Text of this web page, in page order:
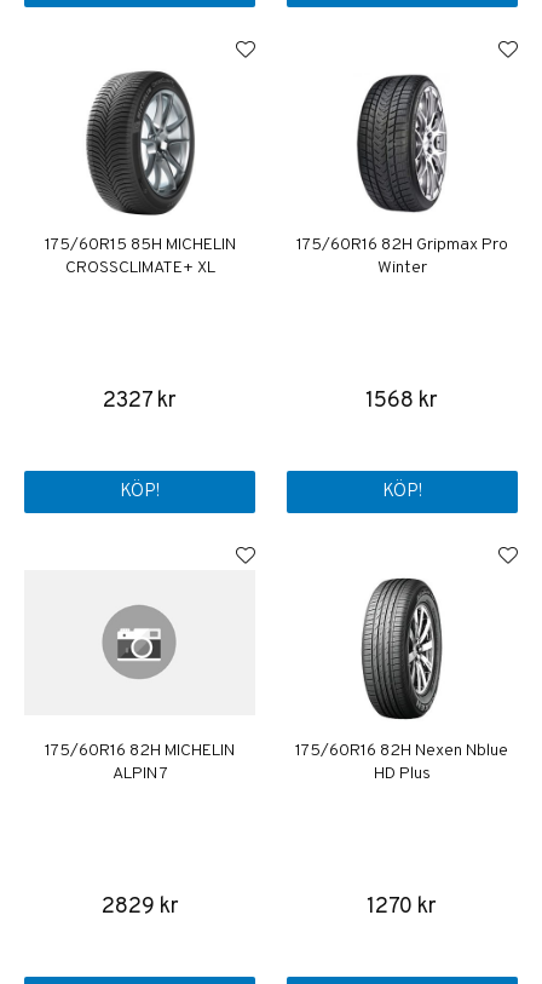
175/60R15 85H MICHELIN
CROSSCLIMATE+ XL
2327 kr
KÖP!
175/60R16 82H Gripmax Pro
Winter
1568 kr
KÖP!
175/60R16 82H MICHELIN
ALPIN 7
2829 kr
175/60R16 82H Nexen Nblue
HD Plus
1270 kr